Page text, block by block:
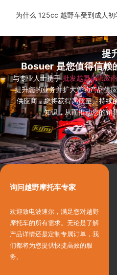
为什么 125cc 越野车受到成人初
提
Bosuer 是您值得信赖
与专业人士携手 批发越野车供应商
提升您的业务并扩大您的产品供
供应商，您将获得高质量、持续
知识，从而推动您的销
询问越野摩托车专家
欢迎致电波速尔，满足您对越野
摩托车的所有需求。无论是了解
产品详情还是定制专属订单，我
们都将为您提供快捷高效的服
务。